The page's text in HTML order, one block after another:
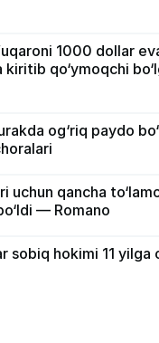
1000 dollar
qo‘ymoqchi
og‘riq paydo
uchun qancha
— Romano
sobiq hokimi 11 yilga